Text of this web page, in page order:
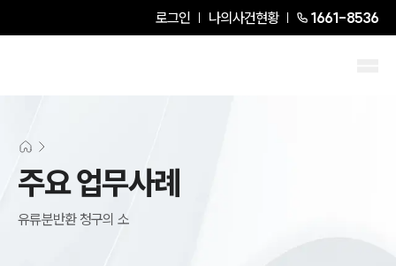
로그인 나의사건현황 1661-8536
주요 업무사례
유류분반환 청구의 소